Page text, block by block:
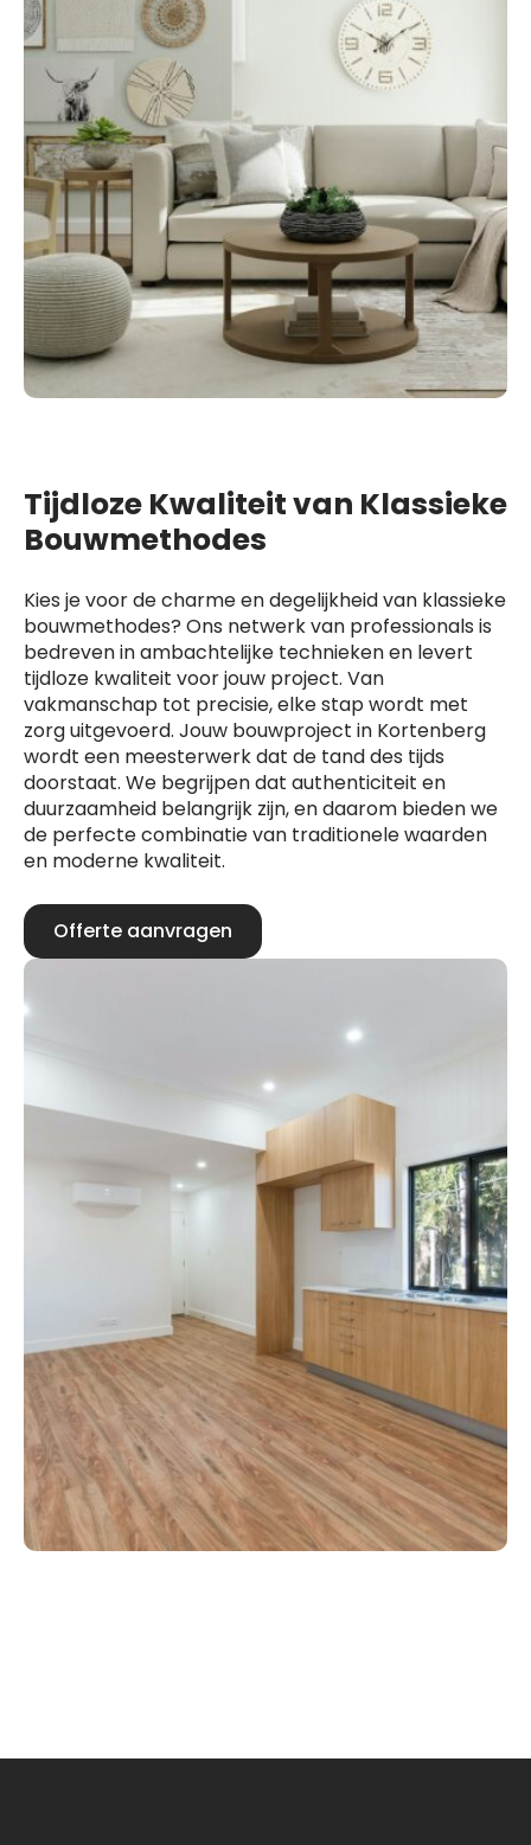
Tijdloze Kwaliteit van Klassieke
Bouwmethodes
Kies je voor de charme en degelijkheid van klassieke
bouwmethodes? Ons netwerk van professionals is
bedreven in ambachtelijke technieken en levert
tijdloze kwaliteit voor jouw project. Van
vakmanschap tot precisie, elke stap wordt met
zorg uitgevoerd. Jouw bouwproject in Kortenberg
wordt een meesterwerk dat de tand des tijds
doorstaat. We begrijpen dat authenticiteit en
duurzaamheid belangrijk zijn, en daarom bieden we
de perfecte combinatie van traditionele waarden
en moderne kwaliteit.
Offerte aanvragen